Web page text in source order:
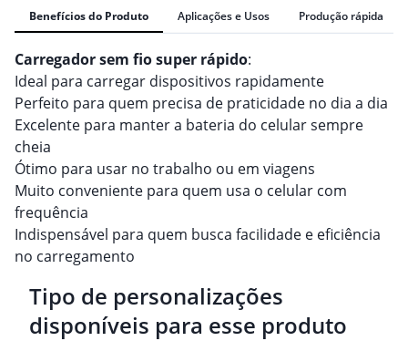
Benefícios do Produto Aplicações e Usos Produção rápida
Carregador sem fio super rápido:
Ideal para carregar dispositivos rapidamente
Perfeito para quem precisa de praticidade no dia a dia
Excelente para manter a bateria do celular sempre
cheia
Ótimo para usar no trabalho ou em viagens
Muito conveniente para quem usa o celular com
frequência
Indispensável para quem busca facilidade e eficiência
no carregamento
Tipo de personalizações
disponíveis para esse produto